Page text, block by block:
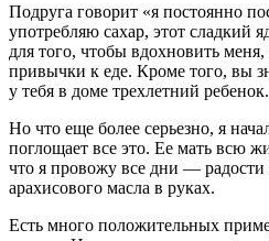
Подруга говорит «я постоянно
употребляю сахар, этот сладкий
для того, чтобы вдохновить
привычки к еде. Кроме того, вы
у тебя в доме трехлетний
Но что еще более серьезно, я
поглощает все это. Ее мать всю
что я провожу все дни —
арахисового масла в руках.
Есть много положительных